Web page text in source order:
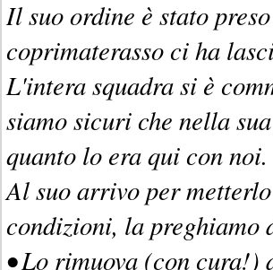
Il suo ordine è stato
coprimaterasso ci ha
L'intera squadra si è
siamo sicuri che nella
quanto lo era qui con noi.
Al suo arrivo per
condizioni, la preghiamo
• Lo rimuova (con cura!)